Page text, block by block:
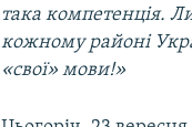
така компетенція.
кожному районі
«свої» мови!»